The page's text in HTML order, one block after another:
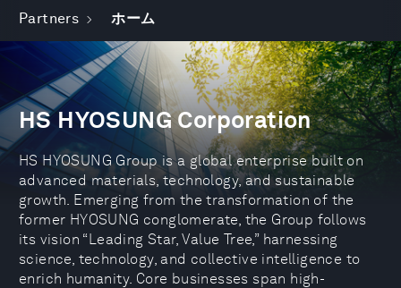
Partners ホーム
HS HYOSUNG Corporation
HS HYOSUNG Group is a global enterprise built on
advanced materials, technology, and sustainable
growth. Emerging from the transformation of the
former HYOSUNG conglomerate, the Group follows
its vision “Leading Star, Value Tree,” harnessing
science, technology, and collective intelligence to
enrich humanity. Core businesses span high-